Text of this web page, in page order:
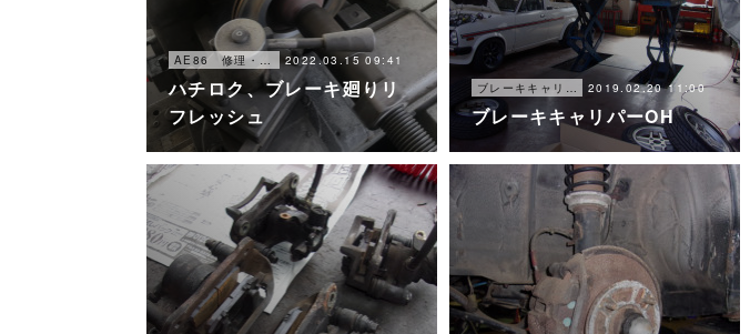
AE86 修理・メンテナンス 2022.03.15 09:41
ハチロク、ブレーキ廻りリ
フレッシュ
ブレーキキャリパー オーバーホール 2019.02.20 11:00
ブレーキキャリパーOH